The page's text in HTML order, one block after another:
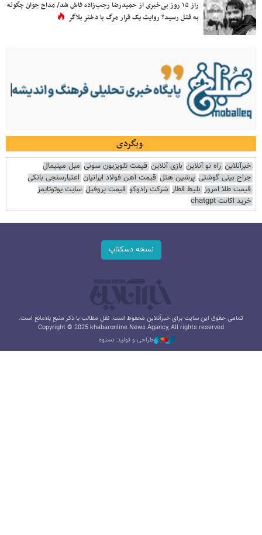
راز ۱۵ روز بی‌خبری از حمیدرضا رجب‌زاده فاش شد/ مداح جوان چگونه
به قتل رسید؟ روایت یک قرار مرگ با دختر بلاگر
وبگردی
خبرآنلاین راه نو آنلاین بازی آنلاین قیمت تلویزیون سونی مبل مینیمال
جراح بینی گوشتی پرشین هتل قیمت آهن فولاد ایرانیان اعتبارسنجی بانکی
قیمت طلا امروز بلیط قطار شرکت رادوکو قیمت پروفیل سایت یوتوتایمز
خرید اکانت chatgpt
نسخه دسکتاپ
تمامی حقوق این سایت برای خبرآنلاین محفوظ است. نقل مطالب با ذکر منبع بلامانع است.
Copyright © 2025 khabaronline News Agancy, All rights reserved
طراحی و تولید: نستوه